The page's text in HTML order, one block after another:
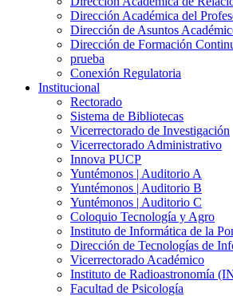
Dirección Académica del
Dirección de Asuntos
Dirección de Formación
prueba
Conexión Regulatoria
Institucional
Rectorado
Sistema de Bibliotecas
Vicerrectorado de Investigación
Vicerrectorado Administrativo
Innova PUCP
Yuntémonos | Auditorio A
Yuntémonos | Auditorio B
Yuntémonos | Auditorio C
Coloquio Tecnología y Agro
Instituto de Informática de la
Dirección de Tecnologías de
Vicerrectorado Académico
Instituto de Radioastronomía
Facultad de Psicología